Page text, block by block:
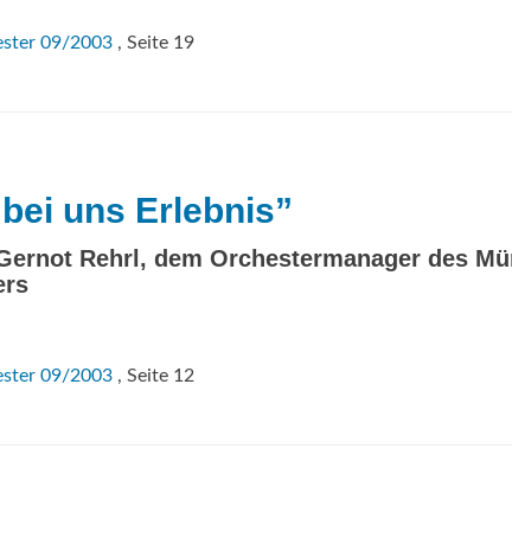
09/2003 , Seite 19
uns Erlebnis”
Rehrl, dem Orchestermanager des
09/2003 , Seite 12